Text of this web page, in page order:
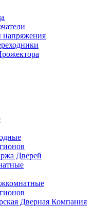
напряжения
Дверей
Дверная Компания